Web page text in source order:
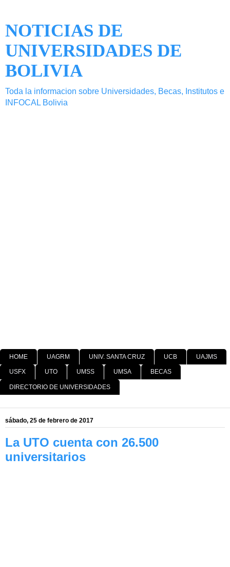
NOTICIAS DE
UNIVERSIDADES DE
BOLIVIA
Toda la informacion sobre Universidades, Becas, Institutos e
INFOCAL Bolivia
HOME UAGRM UNIV. SANTA CRUZ UCB UAJMS
USFX UTO UMSS UMSA BECAS
DIRECTORIO DE UNIVERSIDADES
sábado, 25 de febrero de 2017
La UTO cuenta con 26.500
universitarios